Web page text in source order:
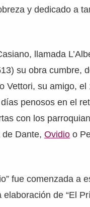
y dedicado a
llamada
su obra cumbre,
Vettori, su amigo, el
penosos en el
con los
de Dante,Ovidio o
fue comenzada a
de “El